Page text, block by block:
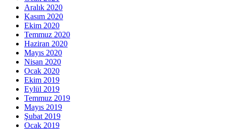
Aralık 2020
Kasım 2020
Ekim 2020
Temmuz 2020
Haziran 2020
Mayıs 2020
Nisan 2020
Ocak 2020
Ekim 2019
Eylül 2019
Temmuz 2019
Mayıs 2019
Şubat 2019
Ocak 2019